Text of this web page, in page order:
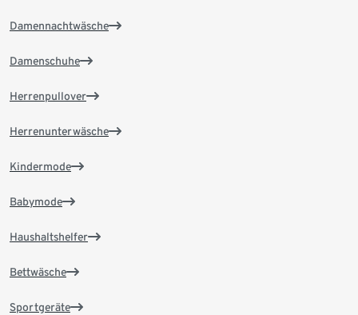
Damennachtwäsche
Damenschuhe
Herrenpullover
Herrenunterwäsche
Kindermode
Babymode
Haushaltshelfer
Bettwäsche
Sportgeräte